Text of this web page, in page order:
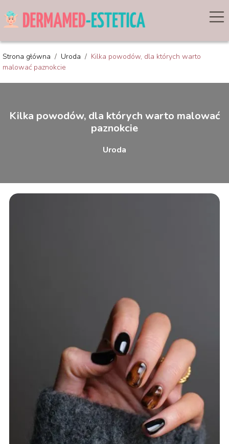
Strona główna / Uroda / Kilka powodów, dla których warto
malować paznokcie
Kilka powodów, dla których warto malować
paznokcie
Uroda